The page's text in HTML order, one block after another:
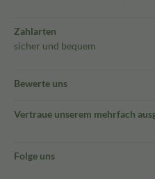
Zahlarten
sicher und bequem
Bewerte uns
Vertraue unserem mehrfach
Folge uns